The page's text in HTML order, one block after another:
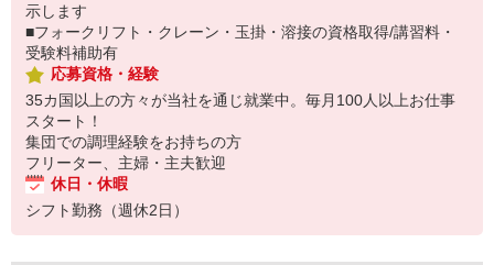
示します
■フォークリフト・クレーン・玉掛・溶接の資格取得/講習料・
受験料補助有
応募資格・経験
35カ国以上の方々が当社を通じ就業中。毎月100人以上お仕事
スタート！
集団での調理経験をお持ちの方
フリーター、主婦・主夫歓迎
休日・休暇
シフト勤務（週休2日）